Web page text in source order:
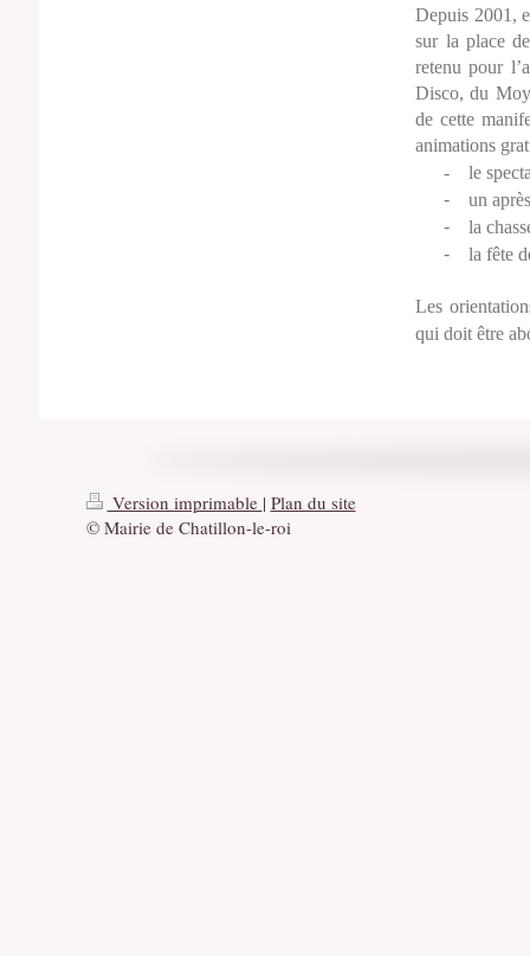
Depuis 2001,
sur la place
retenu pour
Disco, du
de cette
animations
- le
-
un
-
la
-
la fête
Les
qui doit être
Version imprimable | Plan du site
© Mairie de Chatillon-le-roi